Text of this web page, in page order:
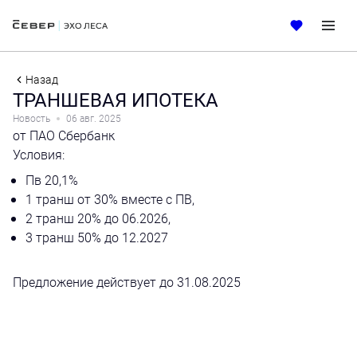
Назад
ТРАНШЕВАЯ ИПОТЕКА
Новость 06 авг. 2025
от ПАО Сбербанк
Условия:
Пв 20,1%
1 транш от 30% вместе с ПВ,
2 транш 20% до 06.2026,
3 транш 50% до 12.2027
Предложение действует до 31.08.2025